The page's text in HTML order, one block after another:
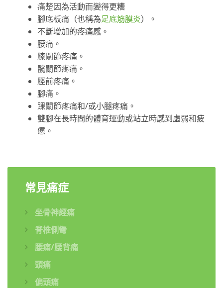
痛楚因為活動而變得更糟
腳底板痛（也稱為足底筋膜炎）。
不斷增加的疼痛感。
腰痛。
膝關節疼痛。
髋關節疼痛。
脛前疼痛。
腳痛。
踝關節疼痛和/或小腿疼痛。
雙腳在長時間的體育運動或站立時感到虛弱和疲
憊。
常見痛症
坐骨神經痛
脊椎側彎
腰痛/腰背痛
頭痛
偏頭痛